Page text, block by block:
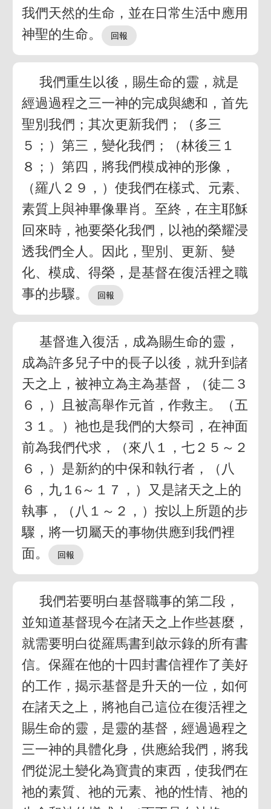
我們天然的生命，並在日常生活中應用
神聖的生命。
我們重生以後，賜生命的靈，就是
經過過程之三一神的完成與總和，首先
聖別我們；其次更新我們；（多三
５；）第三，變化我們；（林後三１
８；）第四，將我們模成神的形像，
（羅八２９，）使我們在樣式、元素、
素質上與神畢像畢肖。至終，在主耶穌
回來時，祂要榮化我們，以祂的榮耀浸
透我們全人。因此，聖別、更新、變
化、模成、得榮，是基督在復活裡之職
事的步驟。
基督進入復活，成為賜生命的靈，
成為許多兒子中的長子以後，就升到諸
天之上，被神立為主為基督，（徒二３
６，）且被高舉作元首，作救主。（五
３１。）祂也是我們的大祭司，在神面
前為我們代求，（來八１，七２５～２
６，）是新約的中保和執行者，（八
６，九１6～１７，）又是諸天之上的
執事，（八１～２，）按以上所題的步
驟，將一切屬天的事物供應到我們裡
面。
我們若要明白基督職事的第二段，
並知道基督現今在諸天之上作些甚麼，
就需要明白從羅馬書到啟示錄的所有書
信。保羅在他的十四封書信裡作了美好
的工作，揭示基督是升天的一位，如何
在諸天之上，將祂自己這位在復活裡之
賜生命的靈，是靈的基督，經過過程之
三一神的具體化身，供應給我們，將我
們從泥土變化為寶貴的東西，使我們在
祂的素質、祂的元素、祂的性情、祂的